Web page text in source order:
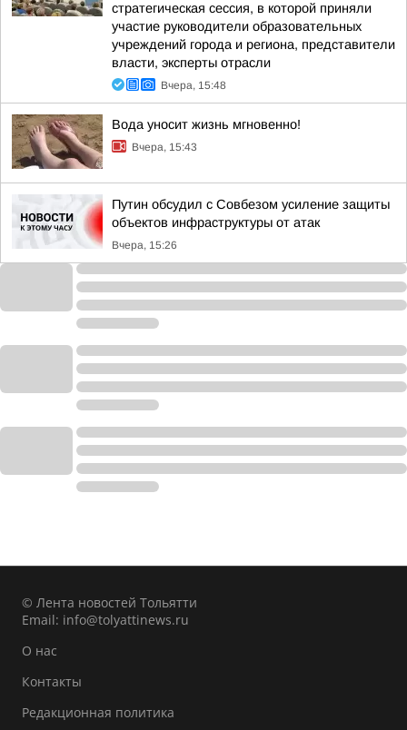
стратегическая сессия, в которой приняли
участие руководители образовательных
учреждений города и региона, представители
власти, эксперты отрасли
Вчера, 15:48
Вода уносит жизнь мгновенно!
Вчера, 15:43
Путин обсудил с Совбезом усиление защиты
объектов инфраструктуры от атак
Вчера, 15:26
© Лента новостей Тольятти
Email: info@tolyattinews.ru
О нас
Контакты
Редакционная политика